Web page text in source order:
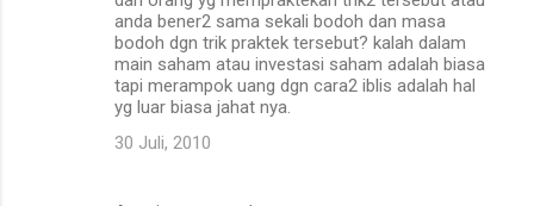
anda bener2 sama sekali bodoh dan masa
bodoh dgn trik praktek tersebut? kalah dalam
main saham atau investasi saham adalah biasa
tapi merampok uang dgn cara2 iblis adalah hal
yg luar biasa jahat nya.
30 Juli, 2010